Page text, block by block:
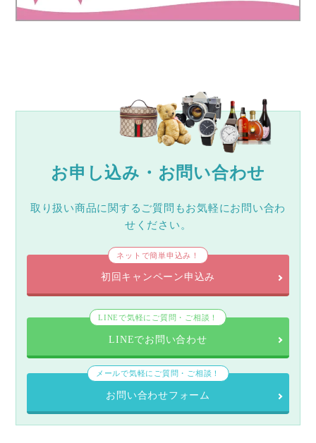
お申し込み・お問い合わせ
取り扱い商品に関するご質問もお気軽にお問い合わ
せください。
ネットで簡単申込み！
初回キャンペーン申込み
LINEで気軽にご質問・ご相談！
LINEでお問い合わせ
メールで気軽にご質問・ご相談！
お問い合わせフォーム